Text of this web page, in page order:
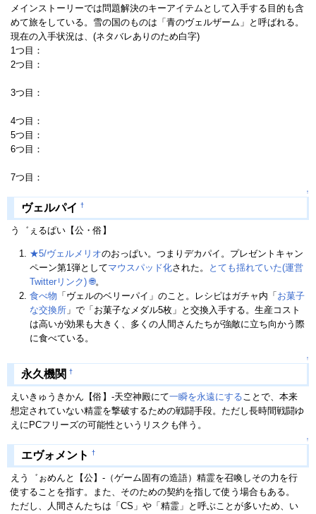
メインストーリーでは問題解決のキーアイテムとして入手する目的も含
めて旅をしている。雪の国のものは「青のヴェルザーム」と呼ばれる。
現在の入手状況は、(ネタバレありのため白字)
1つ目：
2つ目：
3つ目：
4つ目：
5つ目：
6つ目：
7つ目：
↑
ヴェルパイ †
う゛ぇるぱい【公・俗】
★5/ヴェルメリオのおっぱい。つまりデカパイ。プレゼントキャン
ペーン第1弾としてマウスパッド化された。
とても揺れていた(運営
Twitterリンク) 🌐。
食べ物 「ヴェルのベリーパイ」のこと。レシピはガチャ内「 お菓子
な交換所 」で「お菓子なメダル5枚」と交換入手する。生産コスト
は高いが効果も大きく、多くの人間さんたちが強敵に立ち向かう際
に食べている。
↑
永久機関 †
えいきゅうきかん【俗】-天空神殿にて一瞬を永遠にすることで、本来
想定されていない精霊を撃破するための戦闘手段。ただし長時間戦闘ゆ
えにPCフリーズの可能性というリスクも伴う。
↑
エヴォメント †
えう゛ぉめんと【公】-（ゲーム固有の造語）精霊を召喚しその力を行
使することを指す。また、そのための契約を指して使う場合もある。
ただし、人間さんたちは「CS」や「精霊」と呼ぶことが多いため、い